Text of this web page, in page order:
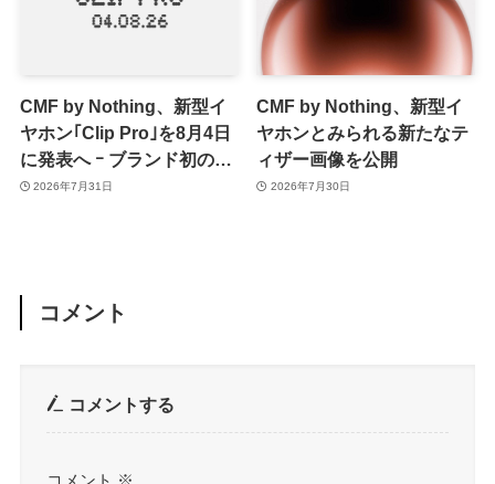
CMF by Nothing、新型イ
ヤホン｢Clip Pro｣を8月4日
に発表へ ｰ ブランド初のイ
ヤーカフ型か
2026年7月31日
CMF by Nothing、新型イ
ヤホンとみられる新たなテ
ィザー画像を公開
2026年7月30日
コメント
コメントする